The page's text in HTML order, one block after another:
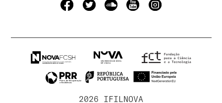
2026 IFILNOVA